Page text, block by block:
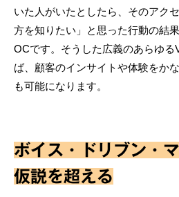
いた人がいたとしたら、そのアク
方を知りたい」と思った行動の結
OCです。そうした広義のあらゆ
ば、顧客のインサイトや体験をか
も可能になります。
ボイス・ドリブン・
仮説を超える